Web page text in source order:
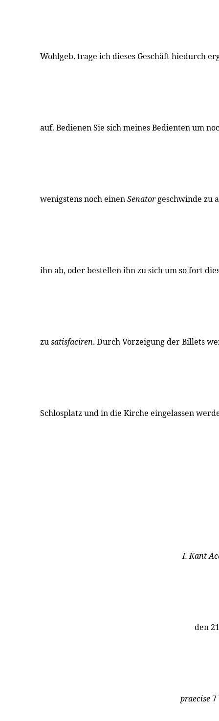
Wohlgeb. trage ich dieses Geschäft hiedurch
auf. Bedienen Sie sich meines Bedienten um
wenigstens noch einenSenatorgeschwinde zu
ihn ab, oder bestellen ihn zu sich um so fort
zusatisfaciren. Durch Vorzeigung der Billets
Schlosplatz und in die Kirche eingelassen
I. Kant
den
praecise